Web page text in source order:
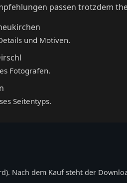
passen trotzdem
und Motiven.
Fotografen.
Seitentyps.
Nach dem Kauf steht der